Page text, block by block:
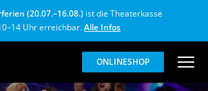
(20.07.–16.08.) ist die Theaterkasse
Uhr erreichbar.Alle Infos
ONLINESHOP